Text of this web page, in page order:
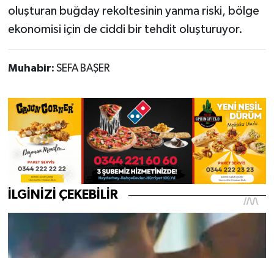
oluşturan buğday rekoltesinin yanma riski, bölge
ekonomisi için de ciddi bir tehdit oluşturuyor.
Muhabir: SEFA BAŞER